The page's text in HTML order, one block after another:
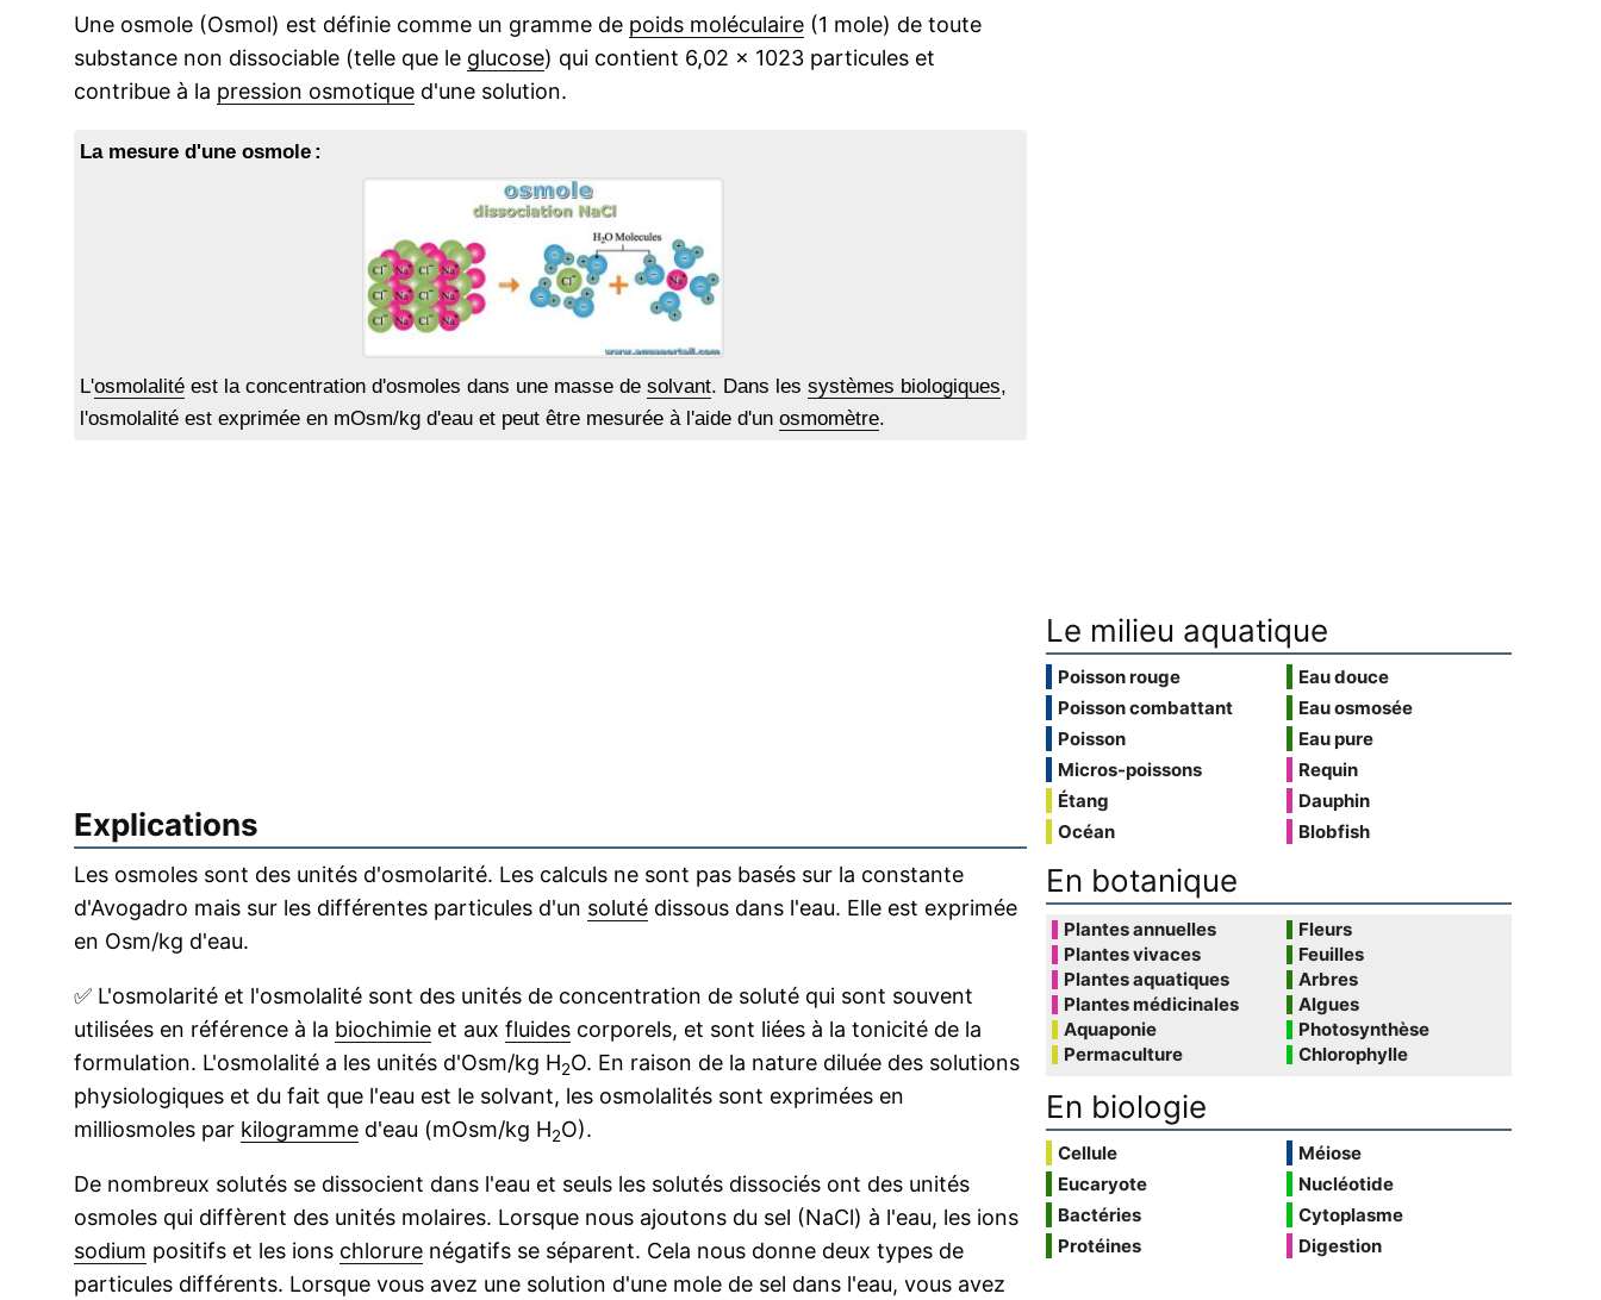
Une osmole (Osmol) est définie comme un gramme de poids moléculaire (1 mole) de toute
substance non dissociable (telle que le glucose) qui contient 6,02 × 1023 particules et
contribue à la pression osmotique d'une solution.
La mesure d'une osmole :
L'osmolalité est la concentration d'osmoles dans une masse de solvant. Dans les systèmes biologiques,
l'osmolalité est exprimée en mOsm/kg d'eau et peut être mesurée à l'aide d'un osmomètre.
Explications
Les osmoles sont des unités d'osmolarité. Les calculs ne sont pas basés sur la constante
d'Avogadro mais sur les différentes particules d'un soluté dissous dans l'eau. Elle est exprimée
en Osm/kg d'eau.
✅ L'osmolarité et l'osmolalité sont des unités de concentration de soluté qui sont souvent
utilisées en référence à la biochimie et aux fluides corporels, et sont liées à la tonicité de la
formulation. L'osmolalité a les unités d'Osm/kg H2O. En raison de la nature diluée des solutions
physiologiques et du fait que l'eau est le solvant, les osmolalités sont exprimées en
milliosmoles par kilogramme d'eau (mOsm/kg H2O).
De nombreux solutés se dissocient dans l'eau et seuls les solutés dissociés ont des unités
osmoles qui diffèrent des unités molaires. Lorsque nous ajoutons du sel (NaCl) à l'eau, les ions
sodium positifs et les ions chlorure négatifs se séparent. Cela nous donne deux types de
particules différents. Lorsque vous avez une solution d'une mole de sel dans l'eau, vous avez
Le milieu aquatique
Poisson rouge
Poisson combattant
Poisson
Micros-poissons
Étang
Océan
Eau douce
Eau osmosée
Eau pure
Requin
Dauphin
Blobfish
En botanique
Plantes annuelles
Plantes vivaces
Plantes aquatiques
Plantes médicinales
Aquaponie
Permaculture
Fleurs
Feuilles
Arbres
Algues
Photosynthèse
Chlorophylle
En biologie
Cellule
Eucaryote
Bactéries
Protéines
Méiose
Nucléotide
Cytoplasme
Digestion